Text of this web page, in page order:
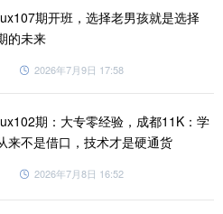
越来越多的企业选择将网络安全
毕业生可以在这些公司从事网络
等方面的工作。
生受欢迎的就业去向之一。互
来保护用户的个人信息和网络安
入。
构也是网络安全专业毕业生较为
期开班，选择老男孩就是选择
的未来
2026年7月9日 17:58
期：大专零经验，成都11K：学
来不是借口，技术才是硬通货
2026年7月8日 16:52